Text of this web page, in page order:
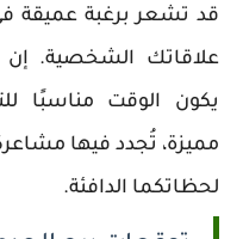
قد تشعر برغبة عميقة
علاقاتك الشخصية.
يكون الوقت مناسبًا
مميزة، تُجدد فيها
لحظاتكما الدافئة.